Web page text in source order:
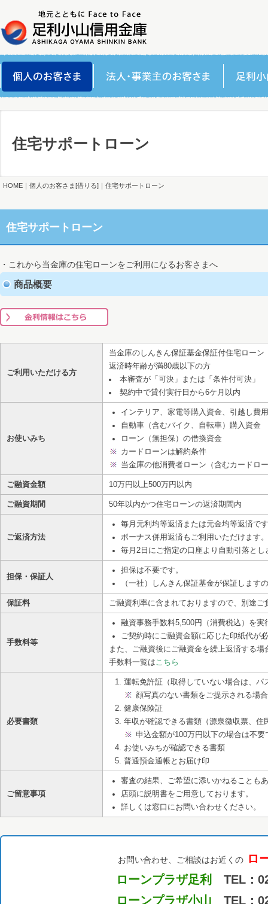
住宅サポートローン
HOME ｜ 個人のお客さま[借りる] ｜住宅サポートローン
住宅サポートローン
・これから当金庫の住宅ローンをご利用になるお客さまへ
商品概要
ご利用いただける方
当金庫のしんきん保証基金保証付住宅ロー
返済時年齢が満80歳以下の方
本審査が「可決」または「条件付可決」
契約中で貸付実行日から6ケ月以内
お使いみち
インテリア、家電等購入資金、引越し費用
自動車（含むバイク、自転車）購入資金
ローン（無担保）の借換資金
カードローンは解約条件
当金庫の他消費者ローン（含むカードロ
ご融資金額 10万円以上500万円以内
ご融資期間 50年以内かつ住宅ローンの返済期間内
ご返済方法
毎月元利均等返済または元金均等返済で
ボーナス併用返済もご利用いただけます
毎月2日にご指定の口座より自動引落と
担保・保証人
担保は不要です。
（一社）しんきん保証基金が保証します
保証料 ご融資利率に含まれておりますので、別途
手数料等
融資事務手数料5,500円（消費税込）を実
ご契約時にご融資金額に応じた印紙代が
また、ご融資後にご融資金を繰上返済する
手数料一覧はこちら
必要書類
運転免許証（取得していない場合は、パ
顔写真のない書類をご提示される場
健康保険証
年収が確認できる書類（源泉徴収票、
申込金額が100万円以下の場合は不要
お使いみちが確認できる書類
普通預金通帳とお届け印
ご留意事項
審査の結果、ご希望に添いかねることも
店頭に説明書をご用意しております。
詳しくは窓口にお問い合わせください。
お問い合わせ、ご相談はお近くの ロ
ローンプラザ足利
TEL：
ローンプラザ小山 TEL：